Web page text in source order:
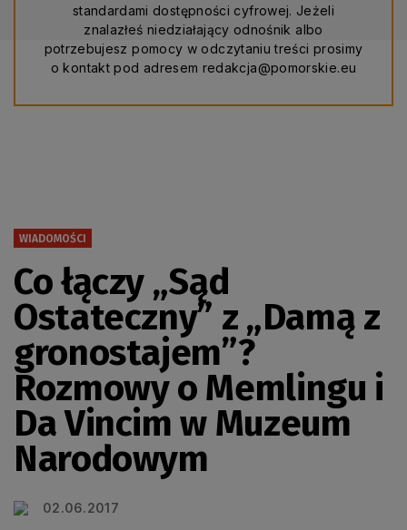
standardami dostępności cyfrowej. Jeżeli
znalazłeś niedziałający odnośnik albo
potrzebujesz pomocy w odczytaniu treści prosimy
o kontakt pod adresem redakcja@pomorskie.eu
WIADOMOŚCI
Co łączy „Sąd
Ostateczny” z „Damą z
gronostajem”?
Rozmowy o Memlingu i
Da Vincim w Muzeum
Narodowym
02.06.2017